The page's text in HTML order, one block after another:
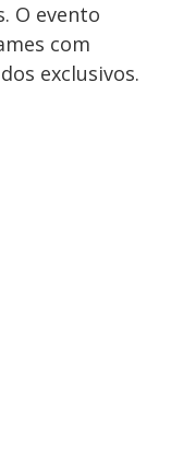
O evento
com
exclusivos.